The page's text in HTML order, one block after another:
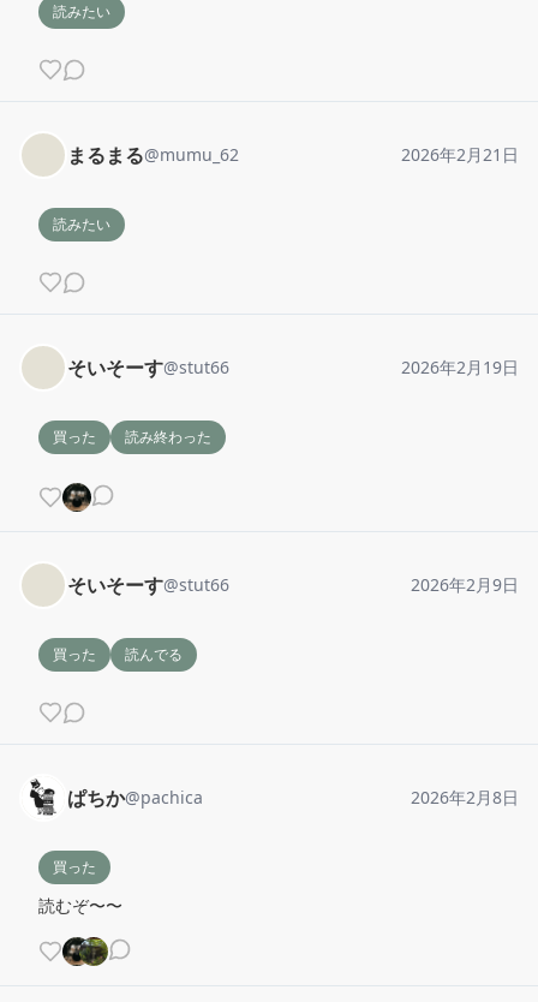
読みたい
まるまる@mumu_62 2026年2月21日
読みたい
そいそーす@stut66 2026年2月19日
買った 読み終わった
そいそーす@stut66 2026年2月9日
買った 読んでる
ぱちか@pachica 2026年2月8日
買った
読むぞ〜〜